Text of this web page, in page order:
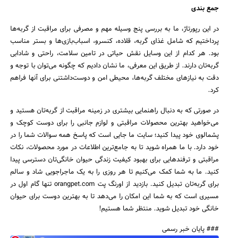
جمع بندی
در این رپورتاژ، ما به بررسی پنج وسیله مهم و مصرفی برای مراقبت از گربه‌ها
پرداختیم که شامل غذای گربه، قلاده، کنسرو، اسباب‌بازی‌ها و بستر مناسب
بود. هر کدام از این وسایل نقش حیاتی در تامین سلامت، راحتی و شادابی
گربه‌تان دارند. از طریق این معرفی، ما نشان دادیم که چگونه می‌توان با توجه و
دقت به نیازهای مختلف گربه‌ها، محیطی امن و دوست‌داشتنی برای آنها فراهم
کرد.
در صورتی که به دنبال راهنمایی بیشتری در زمینه مراقبت از گربه‌تان هستید و
می‌خواهید بهترین محصولات مراقبتی و لوازم جانبی را برای دوست کوچک و
پشمالوی خود پیدا کنید؛ سایت ما جایی است که پاسخ همه سوالات شما را در
خود دارد. با ما همراه شوید تا به جامع‌ترین اطلاعات در مورد محصولات، نکات
مراقبتی و ترفندهایی برای بهبود کیفیت زندگی حیوان خانگی‌تان دسترسی پیدا
کنید. ما به شما کمک می‌کنیم تا هر روزی را به یک ماجراجویی شاد و سالم
برای گربه‌تان تبدیل کنید. بازدید از اورنگ پت orangpet.com تنها گام اول در
مسیری است که به شما این امکان را می‌دهد تا به بهترین دوست برای حیوان
خانگی خود تبدیل شوید. منتظر شما هستیم!
### پایان خبر رسمی